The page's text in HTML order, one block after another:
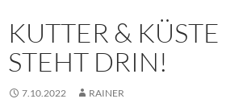
KUTTER &
STEHT DRIN!
7.10.2022 RAINER